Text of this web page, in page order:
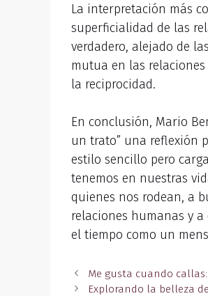
La interpretación más
superficialidad de las
verdadero, alejado de
mutua en las
la reciprocidad.
En conclusión, Mario
un trato” una reflexión
estilo sencillo pero
tenemos en nuestras
quienes nos rodean, a
relaciones humanas y
el tiempo como un
Me gusta cuando
Explorando la belleza